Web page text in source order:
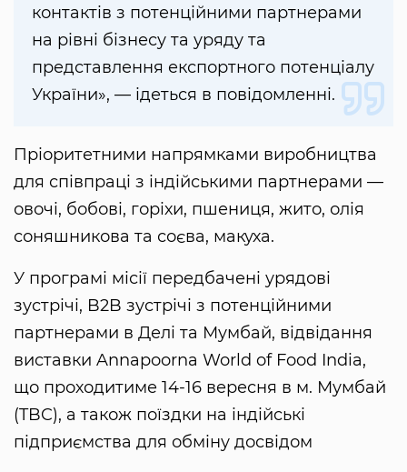
контактів з потенційними партнерами
на рівні бізнесу та уряду та
представлення експортного потенціалу
України», — ідеться в повідомленні.
Пріоритетними напрямками виробництва
для співпраці з індійськими партнерами —
овочі, бобові, горіхи, пшениця, жито, олія
соняшникова та соєва, макуха.
У програмі місії передбачені урядові
зустрічі, B2B зустрічі з потенційними
партнерами в Делі та Мумбай, відвідання
виставки Annapoorna World of Food India,
що проходитиме 14-16 вересня в м. Мумбай
(TBC), а також поїздки на індійські
підприємства для обміну досвідом